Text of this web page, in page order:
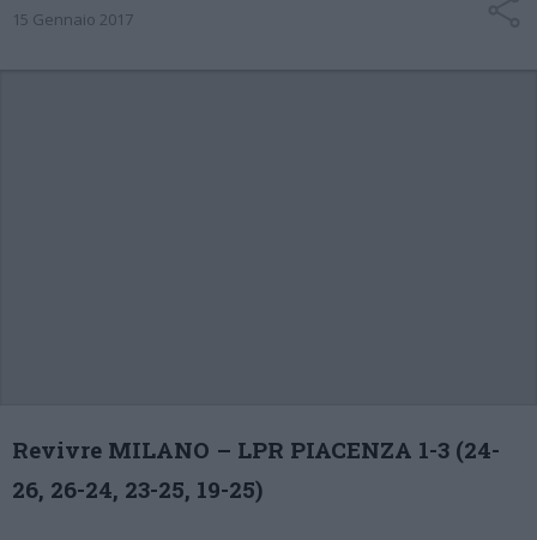
15 Gennaio 2017
Revivre MILANO – LPR PIACENZA 1-3 (24-
26, 26-24, 23-25, 19-25)